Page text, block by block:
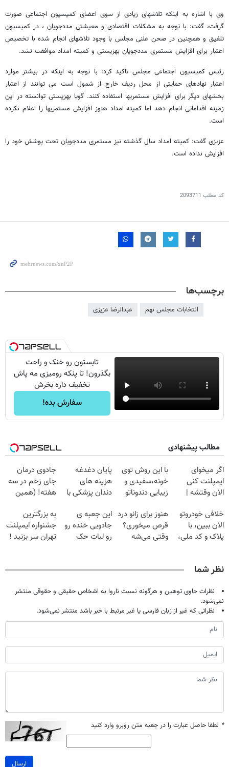
وی با اشاره به اینکه تلاشهای زیادی از سوی اعضای کمیسیون اجتماعی صورت
گرفت، گفت: با توجه به مشکلات اقتصادی و معیشتی مددجویان ، در کمیسیون
تلفیق و همچنین در صحن علنی مجلس با وجود تلاشهای انجام شده با تخصیص
اعتبار برای افزایش مستمری مددجویان بهزیستی و کمیته امداد موافقت نشد.
رئیس کمیسیون اجتماعی مجلس تاکید کرد: با توجه به اینکه در بیشتر موارد
اعتبار نهادهای حمایتی از محل ردیف خارج از شمول است می توانند از اعتبار
بخشهای دیگر برای افزایش مستمریها استفاده کنند. گویا بهزیستی توانسته در این
زمینه اقداماتی انجام دهد اما کمیته امداد هنوز افزایش مستمریها را اعلام نکرده
است.
عزیزی گفت: کمیته امداد سال گذشته نیز مستمری مددجویان تحت پوشش خود را
افزایش نداده است.
کد مطلب 2093711
برچسب‌ها
انتخابات مجلس نهم عبدالرضا عزیزی
تابستون رو خنک و راحت
بگذرون! تا پنکه رومیزی مه پاش
تخفیف داره بخرش
سفارش بده!
مطالب پیشنهادی
اگر میخوای
ایمپلنت کنی
الان وقتشه |
میلیون تومان!!!
با این روش توی
خونه،سفیدی و
زیبایی دندوناتو
(40%off)
پایان دغدغه
هزینه های
دندان پزشکی با
خانگی
جادوی درمان
جای زخم در سه
هفته! (همین
صحبت کنید)
خلافی خودروتو
الان ببین، با
پلاک و کد ملی،
هنوز برای زانو درد
قرص میخوری؟
وقتی می‌شه
این جعبه ی
جادویی خنده رو
رو لبات حک
به بزرگترین
جشنواره ایمپلنت
تهران سر بزنید !
نظر شما
نظرات حاوی توهین و هرگونه نسبت ناروا به اشخاص حقیقی و حقوقی منتشر
نمی‌شود.
نظراتی که غیر از زبان فارسی یا غیر مرتبط با خبر باشد منتشر نمی‌شود.
* لطفا حاصل عبارت را در جعبه متن روبرو وارد کنید
ارسال